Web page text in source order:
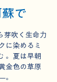
で
芽吹く生命力
に染めるミ
。夏は早朝
金色の草原
。